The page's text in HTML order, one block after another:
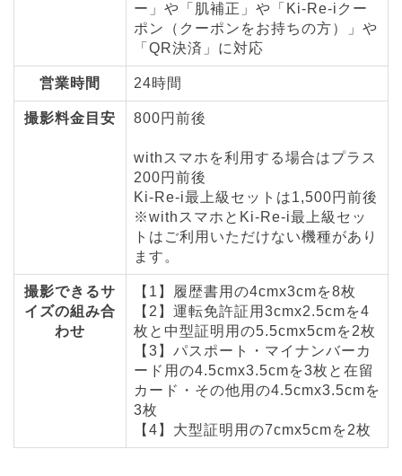
ー」や「肌補正」や「Ki-Re-iクー
ポン（クーポンをお持ちの方）」や
「QR決済」に対応
営業時間 24時間
撮影料金目安 800円前後
withスマホを利用する場合はプラス
200円前後
Ki-Re-i最上級セットは1,500円前後
※withスマホとKi-Re-i最上級セッ
トはご利用いただけない機種があり
ます。
撮影できるサ
イズの組み合
わせ
【1】履歴書用の4cmx3cmを8枚
【2】運転免許証用3cmx2.5cmを4
枚と中型証明用の5.5cmx5cmを2枚
【3】パスポート・マイナンバーカ
ード用の4.5cmx3.5cmを3枚と在留
カード・その他用の4.5cmx3.5cmを
3枚
【4】大型証明用の7cmx5cmを2枚